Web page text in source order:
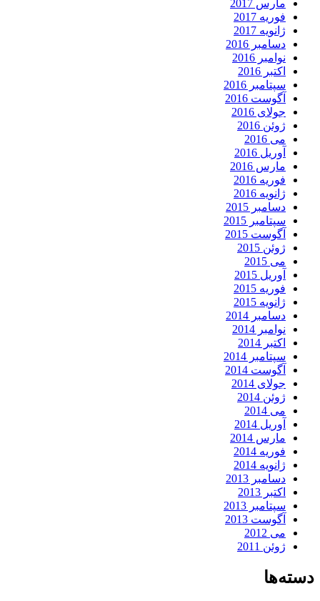
مارس 2017
فوریه 2017
ژانویه 2017
دسامبر 2016
نوامبر 2016
اکتبر 2016
سپتامبر 2016
آگوست 2016
جولای 2016
ژوئن 2016
می 2016
آوریل 2016
مارس 2016
فوریه 2016
ژانویه 2016
دسامبر 2015
سپتامبر 2015
آگوست 2015
ژوئن 2015
می 2015
آوریل 2015
فوریه 2015
ژانویه 2015
دسامبر 2014
نوامبر 2014
اکتبر 2014
سپتامبر 2014
آگوست 2014
جولای 2014
ژوئن 2014
می 2014
آوریل 2014
مارس 2014
فوریه 2014
ژانویه 2014
دسامبر 2013
اکتبر 2013
سپتامبر 2013
آگوست 2013
می 2012
ژوئن 2011
دسته‌ها